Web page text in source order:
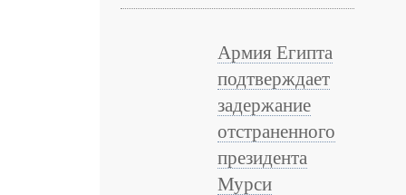
Армия Египта
подтверждает
задержание
отстраненного
президента
Мурси